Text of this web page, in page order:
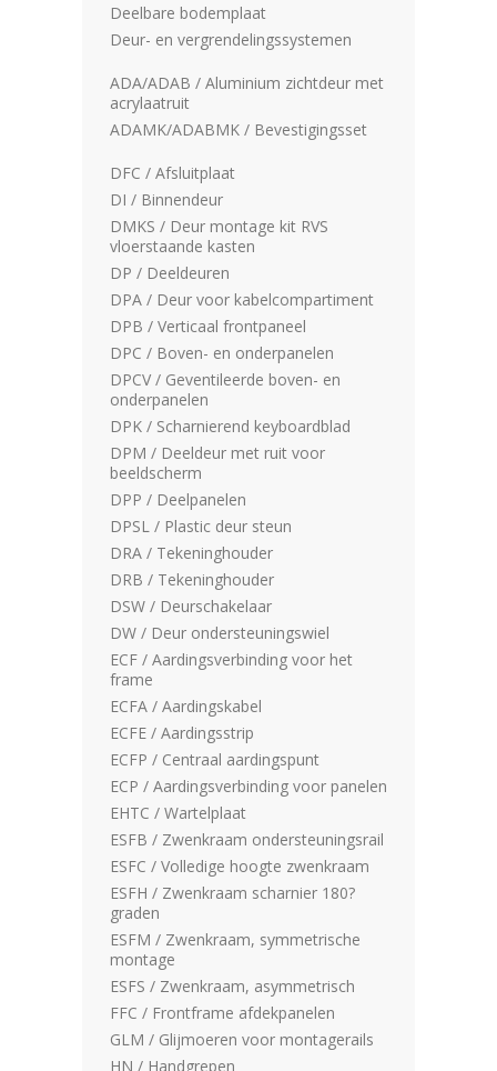
Deelbare bodemplaat
Deur- en vergrendelingssystemen
ADA/ADAB / Aluminium zichtdeur met
acrylaatruit
ADAMK/ADABMK / Bevestigingsset
DFC / Afsluitplaat
DI / Binnendeur
DMKS / Deur montage kit RVS
vloerstaande kasten
DP / Deeldeuren
DPA / Deur voor kabelcompartiment
DPB / Verticaal frontpaneel
DPC / Boven- en onderpanelen
DPCV / Geventileerde boven- en
onderpanelen
DPK / Scharnierend keyboardblad
DPM / Deeldeur met ruit voor
beeldscherm
DPP / Deelpanelen
DPSL / Plastic deur steun
DRA / Tekeninghouder
DRB / Tekeninghouder
DSW / Deurschakelaar
DW / Deur ondersteuningswiel
ECF / Aardingsverbinding voor het
frame
ECFA / Aardingskabel
ECFE / Aardingsstrip
ECFP / Centraal aardingspunt
ECP / Aardingsverbinding voor panelen
EHTC / Wartelplaat
ESFB / Zwenkraam ondersteuningsrail
ESFC / Volledige hoogte zwenkraam
ESFH / Zwenkraam scharnier 180?
graden
ESFM / Zwenkraam, symmetrische
montage
ESFS / Zwenkraam, asymmetrisch
FFC / Frontframe afdekpanelen
GLM / Glijmoeren voor montagerails
HN / Handgrepen